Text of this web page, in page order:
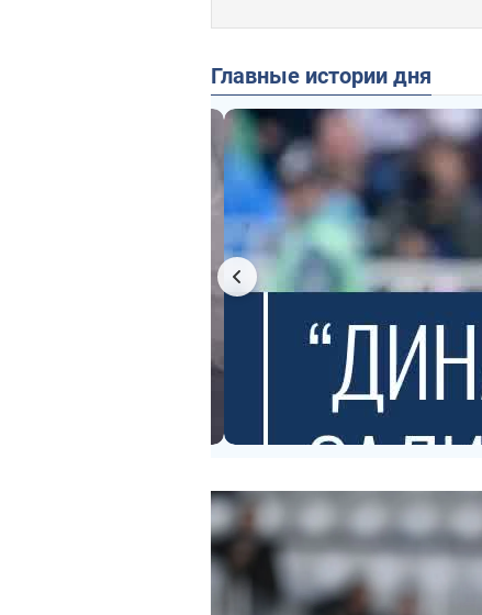
Главные истории дня